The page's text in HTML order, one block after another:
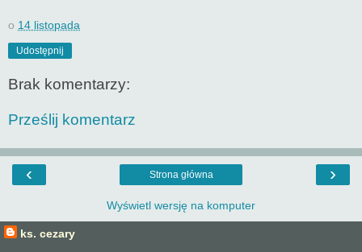
o 14 listopada
Udostępnij
Brak komentarzy:
Prześlij komentarz
‹ ›
Strona główna
Wyświetl wersję na komputer
ks. cezary